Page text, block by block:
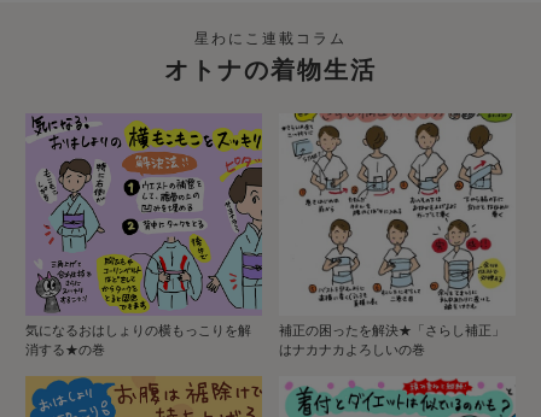
星わにこ連載コラム
オトナの着物生活
気になるおはしょりの横もっこりを解
消する★の巻
補正の困ったを解決★「さらし補正」
はナカナカよろしいの巻